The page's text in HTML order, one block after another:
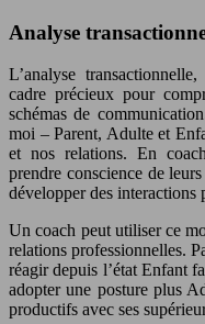
Analyse
L’analyse
cadre précieux pour
schémas de
moi – Parent, Adulte et
et nos relations. En
prendre conscience de
développer des interactions
Un coach peut utiliser ce
relations professionnelles.
réagir depuis l’état Enfant
adopter une posture plus
productifs avec ses